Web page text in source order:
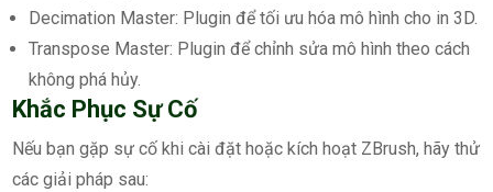
Decimation Master: Plugin để tối ưu hóa mô hình cho in 3D.
Transpose Master: Plugin để chỉnh sửa mô hình theo cách
không phá hủy.
Khắc Phục Sự Cố
Nếu bạn gặp sự cố khi cài đặt hoặc kích hoạt ZBrush, hãy thử
các giải pháp sau: